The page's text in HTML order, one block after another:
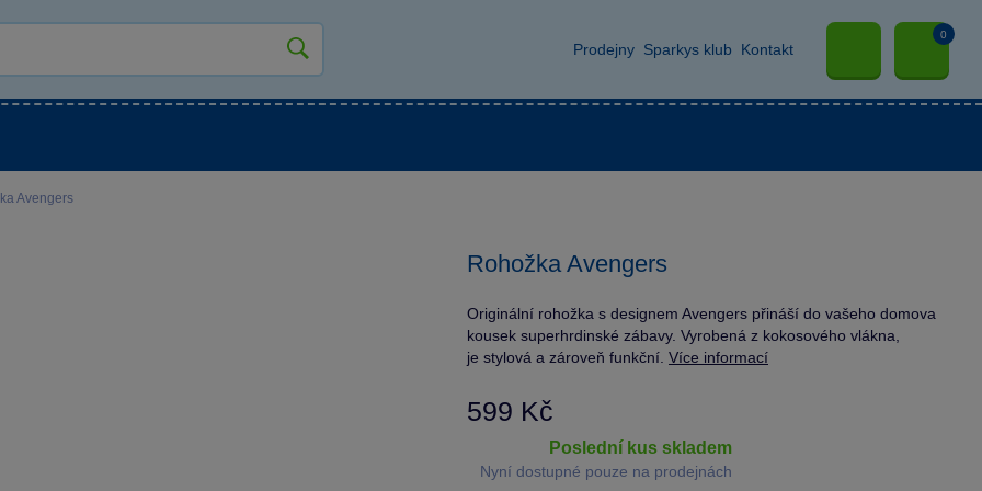
Prodejny Sparkys klub Kontakt
0
Avengers
Rohožka Avengers
Originální rohožka s designem Avengers přináší do vašeho domova
kousek superhrdinské zábavy. Vyrobená z kokosového vlákna,
je stylová a zároveň funkční. Více informací
599 Kč
poslední kus skladem
Nyní dostupné pouze na prodejnách